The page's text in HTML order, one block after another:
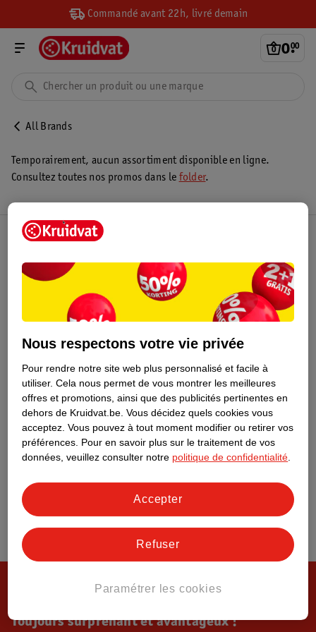
Commandé avant 22h, livré demain
0.
00
All Brands
Temporairement, aucun assortiment disponible en ligne.
Consultez toutes nos promos dans le folder.
Toujours surprenant et avantageux !
Nous respectons votre vie privée
Pour rendre notre site web plus personnalisé et facile à
utiliser. Cela nous permet de vous montrer les meilleures
offres et promotions, ainsi que des publicités pertinentes en
dehors de Kruidvat.be. Vous décidez quels cookies vous
acceptez. Vous pouvez à tout moment modifier ou retirer vos
préférences. Pour en savoir plus sur le traitement de vos
données, veuillez consulter notre politique de confidentialité
Paramétrer les cookies
Refuser
Accepter